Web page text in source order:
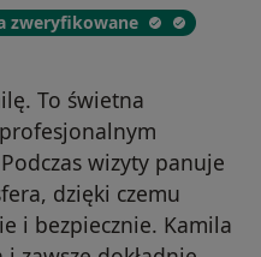
zweryfikowane
To świetna
wizyty panuje
dzięki czemu
i bezpiecznie. Kamila